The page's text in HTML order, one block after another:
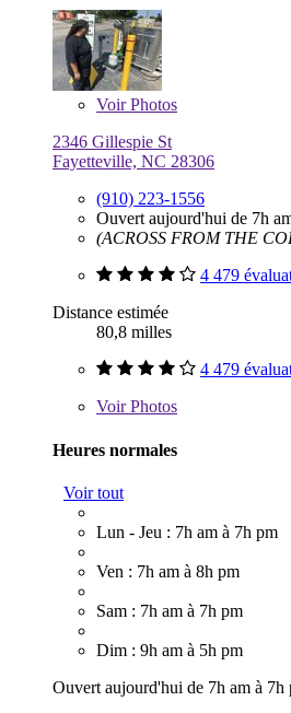
VoirPhotos
2346 Gillespie St
Fayetteville, NC 28306
(910) 223-1556
Ouvert aujourd'hui de 7h
(ACROSS FROM THE
4 479
Distance estimée
80,8 milles
4 479
VoirPhotos
Heures normales
Voir tout
Lun - Jeu : 7h am à 7h pm
Ven : 7h am à 8h pm
Sam : 7h am à 7h pm
Dim : 9h am à 5h pm
Ouvert aujourd'hui de 7h am à 7h